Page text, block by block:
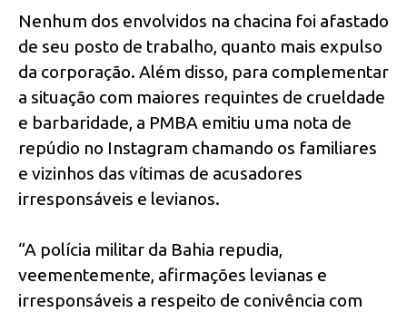
Nenhum dos envolvidos na chacina foi afastado
de seu posto de trabalho, quanto mais expulso
da corporação. Além disso, para complementar
a situação com maiores requintes de crueldade
e barbaridade, a PMBA emitiu uma nota de
repúdio no Instagram chamando os familiares
e vizinhos das vítimas de acusadores
irresponsáveis e levianos.
“A polícia militar da Bahia repudia,
veementemente, afirmações levianas e
irresponsáveis a respeito de conivência com